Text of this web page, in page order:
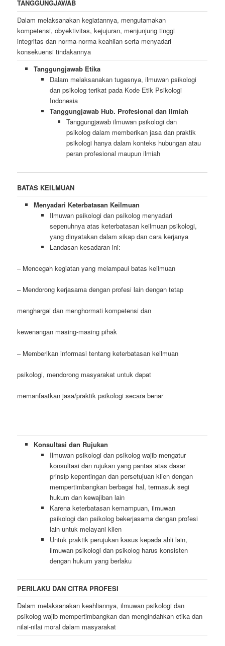
TANGGUNGJAWAB
Dalam melaksanakan kegiatannya, mengutamakan
kompetensi, obyektivitas, kejujuran, menjunjung tinggi
integritas dan norma-norma keahlian serta menyadari
konsekuensi tindakannya
Tanggungjawab Etika
Dalam melaksanakan tugasnya, ilmuwan psikologi
dan psikolog terikat pada Kode Etik Psikologi
Indonesia
Tanggungjawab Hub. Profesional dan Ilmiah
Tanggungjawab ilmuwan psikologi dan
psikolog dalam memberikan jasa dan praktik
psikologi hanya dalam konteks hubungan atau
peran profesional maupun ilmiah
BATAS KEILMUAN
Menyadari Keterbatasan Keilmuan
Ilmuwan psikologi dan psikolog menyadari
sepenuhnya atas keterbatasan keilmuan psikologi,
yang dinyatakan dalam sikap dan cara kerjanya
Landasan kesadaran ini:
– Mencegah kegiatan yang melampaui batas keilmuan
– Mendorong kerjasama dengan profesi lain dengan tetap
menghargai dan menghormati kompetensi dan
kewenangan masing-masing pihak
– Memberikan informasi tentang keterbatasan keilmuan
psikologi, mendorong masyarakat untuk dapat
memanfaatkan jasa/praktik psikologi secara benar
Konsultasi dan Rujukan
Ilmuwan psikologi dan psikolog wajib mengatur
konsultasi dan rujukan yang pantas atas dasar
prinsip kepentingan dan persetujuan klien dengan
mempertimbangkan berbagai hal, termasuk segi
hukum dan kewajiban lain
Karena keterbatasan kemampuan, ilmuwan
psikologi dan psikolog bekerjasama dengan profesi
lain untuk melayani klien
Untuk praktik perujukan kasus kepada ahli lain,
ilmuwan psikologi dan psikolog harus konsisten
dengan hukum yang berlaku
PERILAKU DAN CITRA PROFESI
Dalam melaksanakan keahliannya, ilmuwan psikologi dan
psikolog wajib mempertimbangkan dan mengindahkan etika dan
nilai-nilai moral dalam masyarakat